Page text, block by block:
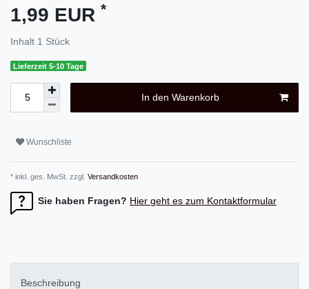
1,99 EUR *
Inhalt 1 Stück
Lieferzeit 5-10 Tage
In den Warenkorb
Wunschliste
* inkl. ges. MwSt. zzgl. Versandkosten
Sie haben Fragen? Hier geht es zum Kontaktformular
Beschreibung